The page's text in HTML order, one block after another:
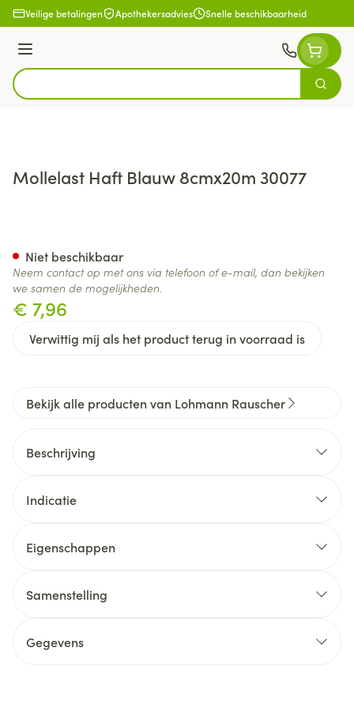
Ga naar de inhoud
Veilige betalingen Apothekersadvies Snelle beschikbaarheid
Menu
Product, merk, categorie...
Zoek
Mollelast Haft Blauw 8cmx20m 30077
€ 7,96
Verwittig mij als het product terug in voorraad is
Niet beschikbaar
Neem contact op met ons via telefoon of e-mail, dan bekijken
we samen de mogelijkheden.
Bekijk alle producten van Lohmann Rauscher
Beschrijving
Indicatie
Eigenschappen
Samenstelling
Gegevens